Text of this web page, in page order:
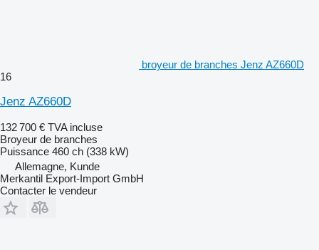
broyeur de branches Jenz AZ660D
16
Jenz AZ660D
132 700 € TVA incluse
Broyeur de branches
Puissance 460 ch (338 kW)
Allemagne, Kunde
Merkantil Export-Import GmbH
Contacter le vendeur